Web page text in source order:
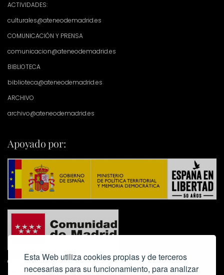
Esta Web utiliza cookies propias y de terceros
necesarias para su funcionamiento, para analizar
ACTIVIDADES:
culturales@ateneodemadrid.es
COMUNICACIÓN Y PRENSA
comunicacion@ateneodemadrid.es
BIBLIOTECA
biblioteca@ateneodemadrid.es
ARCHIVO
archivo@ateneodemadrid.es
Apoyado por: